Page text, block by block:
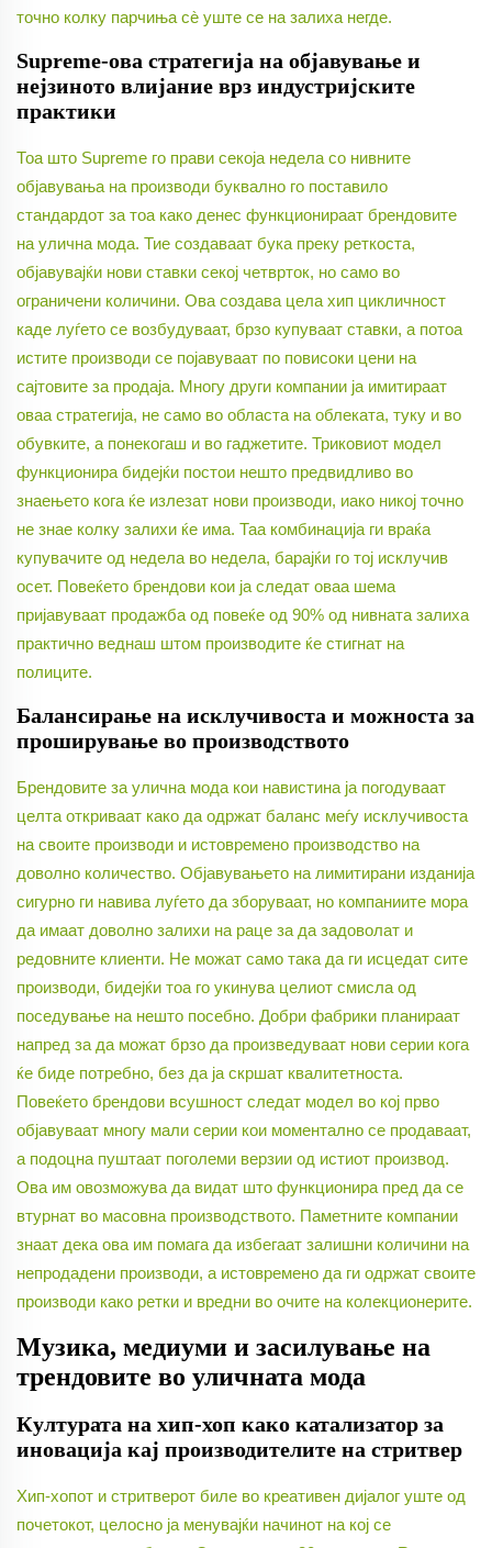
точно колку парчиња сè уште се на залиха негде.
Supreme-ова стратегија на објавување и
нејзиното влијание врз индустријските
практики
Тоа што Supreme го прави секоја недела со нивните
објавувања на производи буквално го поставило
стандардот за тоа како денес функционираат брендовите
на улична мода. Тие создаваат бука преку реткоста,
објавувајќи нови ставки секој четврток, но само во
ограничени количини. Ова создава цела хип цикличност
каде луѓето се возбудуваат, брзо купуваат ставки, а потоа
истите производи се појавуваат по повисоки цени на
сајтовите за продаја. Многу други компании ја имитираат
оваа стратегија, не само во областа на облеката, туку и во
обувките, а понекогаш и во гаджетите. Триковиот модел
функционира бидејќи постои нешто предвидливо во
знаењето кога ќе излезат нови производи, иако никој точно
не знае колку залихи ќе има. Таа комбинација ги враќа
купувачите од недела во недела, барајќи го тој исклучив
осет. Повеќето брендови кои ја следат оваа шема
пријавуваат продажба од повеќе од 90% од нивната залиха
практично веднаш штом производите ќе стигнат на
полиците.
Балансирање на исклучивоста и можноста за
проширување во производството
Брендовите за улична мода кои навистина ја погодуваат
целта откриваат како да одржат баланс меѓу исклучивоста
на своите производи и истовремено производство на
доволно количество. Објавувањето на лимитирани изданија
сигурно ги навива луѓето да зборуваат, но компаниите мора
да имаат доволно залихи на раце за да задоволат и
редовните клиенти. Не можат само така да ги исцедат сите
производи, бидејќи тоа го укинува целиот смисла од
поседување на нешто посебно. Добри фабрики планираат
напред за да можат брзо да произведуваат нови серии кога
ќе биде потребно, без да ја скршат квалитетноста.
Повеќето брендови всушност следат модел во кој прво
објавуваат многу мали серии кои моментално се продаваат,
а подоцна пуштаат поголеми верзии од истиот производ.
Ова им овозможува да видат што функционира пред да се
втурнат во масовна производството. Паметните компании
знаат дека ова им помага да избегаат залишни количини на
непродадени производи, а истовремено да ги одржат своите
производи како ретки и вредни во очите на колекционерите.
Музика, медиуми и засилување на
трендовите во уличната мода
Културата на хип-хоп како катализатор за
иновација кај производителите на стритвер
Хип-хопот и стритверот биле во креативен дијалог уште од
почетокот, целосно ја менувајќи начинот на кој се